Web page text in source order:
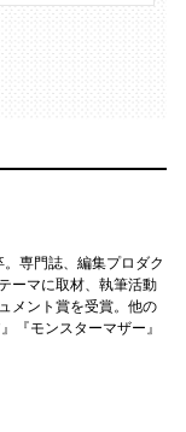
専門誌、編集プロダク
ーマに取材、執筆活動
メント賞を受賞。他の
『モンスターマザー』